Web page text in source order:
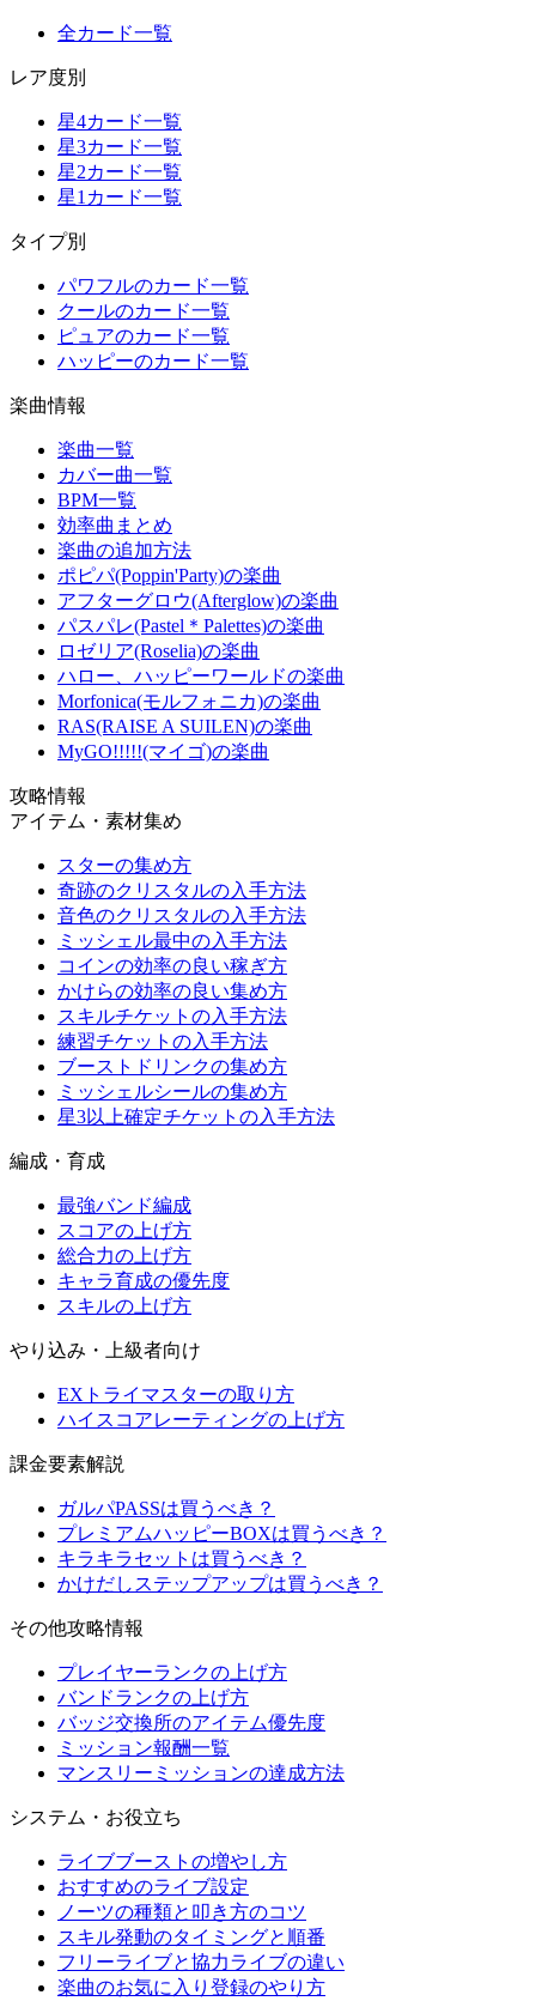
全カード一覧
レア度別
星4カード一覧
星3カード一覧
星2カード一覧
星1カード一覧
タイプ別
パワフルのカード一覧
クールのカード一覧
ピュアのカード一覧
ハッピーのカード一覧
楽曲情報
楽曲一覧
カバー曲一覧
BPM一覧
効率曲まとめ
楽曲の追加方法
ポピパ(Poppin'Party)の楽曲
アフターグロウ(Afterglow)の楽曲
パスパレ(Pastel＊Palettes)の楽曲
ロゼリア(Roselia)の楽曲
ハロー、ハッピーワールドの楽曲
Morfonica(モルフォニカ)の楽曲
RAS(RAISE A SUILEN)の楽曲
MyGO!!!!!(マイゴ)の楽曲
攻略情報
アイテム・素材集め
スターの集め方
奇跡のクリスタルの入手方法
音色のクリスタルの入手方法
ミッシェル最中の入手方法
コインの効率の良い稼ぎ方
かけらの効率の良い集め方
スキルチケットの入手方法
練習チケットの入手方法
ブーストドリンクの集め方
ミッシェルシールの集め方
星3以上確定チケットの入手方法
編成・育成
最強バンド編成
スコアの上げ方
総合力の上げ方
キャラ育成の優先度
スキルの上げ方
やり込み・上級者向け
EXトライマスターの取り方
ハイスコアレーティングの上げ方
課金要素解説
ガルパPASSは買うべき？
プレミアムハッピーBOXは買うべき？
キラキラセットは買うべき？
かけだしステップアップは買うべき？
その他攻略情報
プレイヤーランクの上げ方
バンドランクの上げ方
バッジ交換所のアイテム優先度
ミッション報酬一覧
マンスリーミッションの達成方法
システム・お役立ち
ライブブーストの増やし方
おすすめのライブ設定
ノーツの種類と叩き方のコツ
スキル発動のタイミングと順番
フリーライブと協力ライブの違い
楽曲のお気に入り登録のやり方